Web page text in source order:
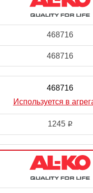
468716
468716
468716
Используется в
1245 i